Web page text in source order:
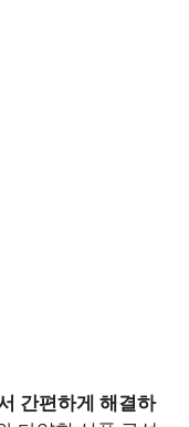
간편하게 해결하